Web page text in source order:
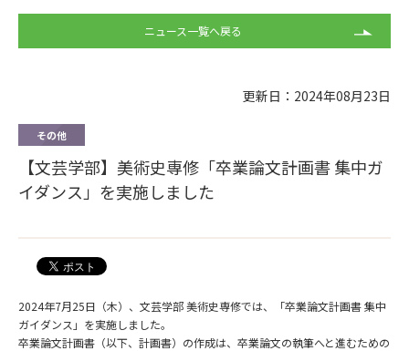
ニュース一覧へ戻る
更新日：2024年08月23日
その他
【文芸学部】美術史専修「卒業論文計画書 集中ガ
イダンス」を実施しました
2024年7月25日（木）、文芸学部 美術史専修では、「卒業論文計画書 集中
ガイダンス」を実施しました。
卒業論文計画書（以下、計画書）の作成は、卒業論文の執筆へと進むための